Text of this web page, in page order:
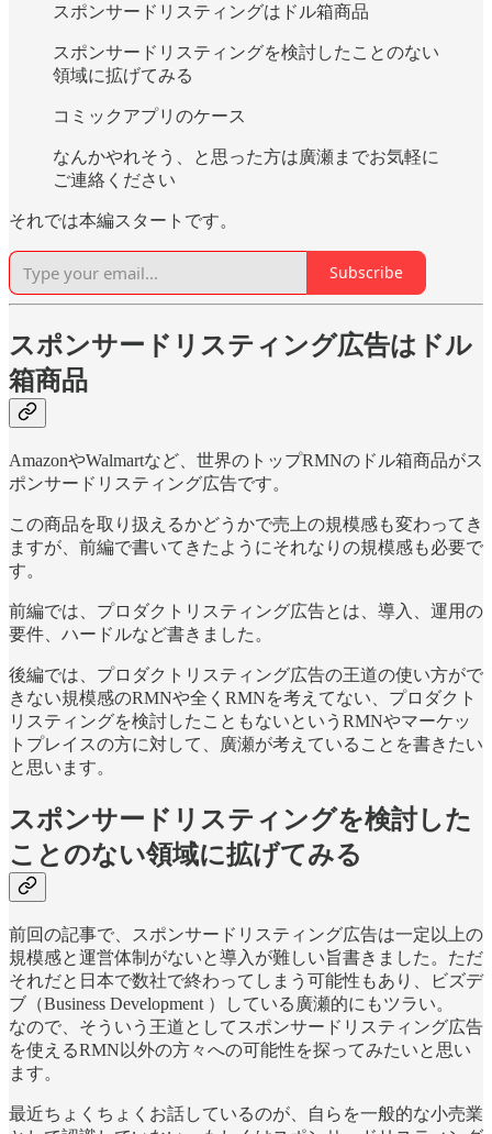
スポンサードリスティングはドル箱商品
スポンサードリスティングを検討したことのない
領域に拡げてみる
コミックアプリのケース
なんかやれそう、と思った方は廣瀬までお気軽に
ご連絡ください
それでは本編スタートです。
Subscribe
スポンサードリスティング広告はドル
箱商品
AmazonやWalmartなど、世界のトップRMNのドル箱商品がス
ポンサードリスティング広告です。
この商品を取り扱えるかどうかで売上の規模感も変わってき
ますが、前編で書いてきたようにそれなりの規模感も必要で
す。
前編では、プロダクトリスティング広告とは、導入、運用の
要件、ハードルなど書きました。
後編では、プロダクトリスティング広告の王道の使い方がで
きない規模感のRMNや全くRMNを考えてない、プロダクト
リスティングを検討したこともないというRMNやマーケッ
トプレイスの方に対して、廣瀬が考えていることを書きたい
と思います。
スポンサードリスティングを検討した
ことのない領域に拡げてみる
前回の記事で、スポンサードリスティング広告は一定以上の
規模感と運営体制がないと導入が難しい旨書きました。ただ
それだと日本で数社で終わってしまう可能性もあり、ビズデ
ブ（Business Development ）している廣瀬的にもツラい。
なので、そういう王道としてスポンサードリスティング広告
を使えるRMN以外の方々への可能性を探ってみたいと思い
ます。
最近ちょくちょくお話しているのが、自らを一般的な小売業